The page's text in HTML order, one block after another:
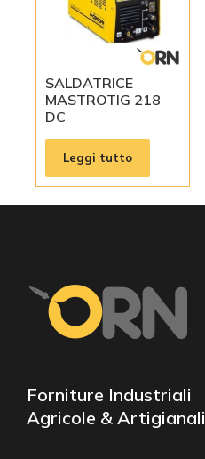
SALDATRICE
MASTROTIG 218
DC
Leggi tutto
Forniture Industriali
Agricole & Artigianali